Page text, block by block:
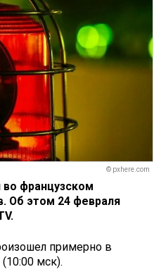
© pxhere.com
во французском
Об этом 24 февраля
примерно в
мск).